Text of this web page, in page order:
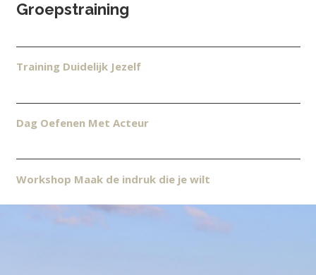
Groepstraining
Training Duidelijk Jezelf
Dag Oefenen Met Acteur
Workshop Maak de indruk die je wilt